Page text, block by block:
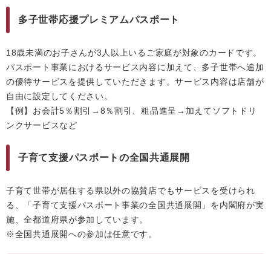
多子世帯応援プレミアムパスポート
18歳未満のお子さんが3人以上いるご家庭が対象のカードです。
パスポート事業におけるサービス内容に加えて、多子世帯へ追加
の優待サービスを提供していただきます。サービス内容は店舗が
自由に設定してください。
【例】お会計5％割引→8％割引、粗品進呈→加えてソフトドリ
ンクサービスなど
子育て支援パスポートの全国共通展開
子育て世帯が居住する県以外の協賛店でもサービスを受けられ
る、「子育て支援パスポート事業の全国共通展開」を内閣府が実
施、全都道府県が参加しています。
※全国共通展開への参加は任意です。